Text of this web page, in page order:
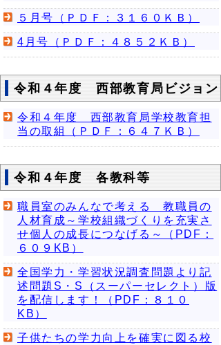
５月号（ＰＤＦ：３１６０ＫＢ）
4月号（ＰＤＦ：４８５２ＫＢ）
令和４年度 西部教育局ビジョン
令和４年度 西部教育局学校教育担
当の取組（ＰＤＦ：６４７ＫＢ）
令和４年度 各教科等
職員室のみんなで考える 教職員の
人材育成～学校組織づくりを充実さ
せ個人の成長につなげる～（PDF：
６０９KB）
全国学力・学習状況調査問題より記
述問題S・S（スーパーセレクト）版
を配信します！（PDF：８１０
KB）
子供たちの学力向上を確実に図る校